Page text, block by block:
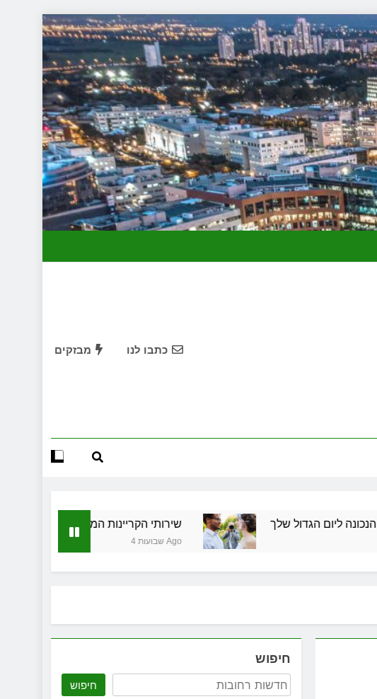
זכויות שמתחילות בעיר: מי מגן עליכם מול המוסד והביטוחים בירושלים
שירותי הקריינות המקצועיים של ויקטוריה
כתבו לנו מבזקים
שלך שירותי הקריינות המקצועיים של ויקטוריה
4 שבועות Ago
חיפוש
חיפוש